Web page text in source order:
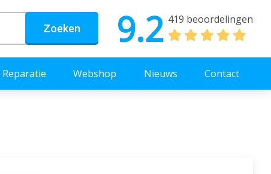
Zoeken 9.2 419 beoordelingen
Webshop Nieuws Contact